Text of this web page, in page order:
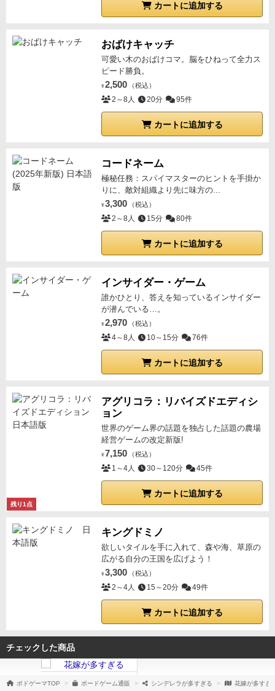
カートに追加する
おばけキャッチ
可愛い木のおばけコマ。脳をひねって全力ス
ピード勝負。
¥ 2,500 （税込）
2～8人 20分 95件
カートに追加する
コードネーム
極秘任務：スパイマスターのヒントを手掛か
りに、敵対組織より先に味方の...
¥ 3,300 （税込）
2～8人 15分 80件
カートに追加する
インサイダー・ゲーム
誰かひとり、答えを知っているインサイダー
が潜んでいる…。
¥ 2,970 （税込）
4～8人 10～15分 76件
カートに追加する
残り1点
アグリコラ：リバイズドエディシ
ョン
世界のゲーム界の話題を独占した話題の農場
経営ゲームの改定新版!
¥ 7,150 （税込）
1～4人 30～120分 45件
カートに追加する
キングドミノ
欲しいタイルを手に入れて、森や海、草原の
広がる自分の王国を広げよう！
¥ 3,300 （税込）
2～4人 15～20分 49件
カートに追加する
チェックした商品
ボドゲーマTOP ボードゲーム通販 シンデレラが多すぎる 花嫁が多すぎ